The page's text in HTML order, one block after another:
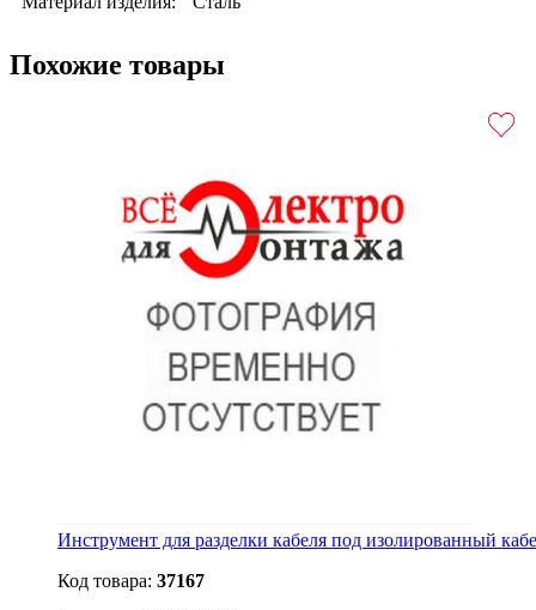
Похожие товары
Инструмент для разделки кабеля под изолированный
Код товара: 37167